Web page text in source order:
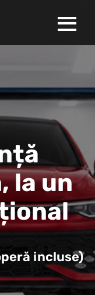
la un
incluse)